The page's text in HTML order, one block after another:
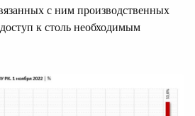
с ним производственных
к столь необходимым